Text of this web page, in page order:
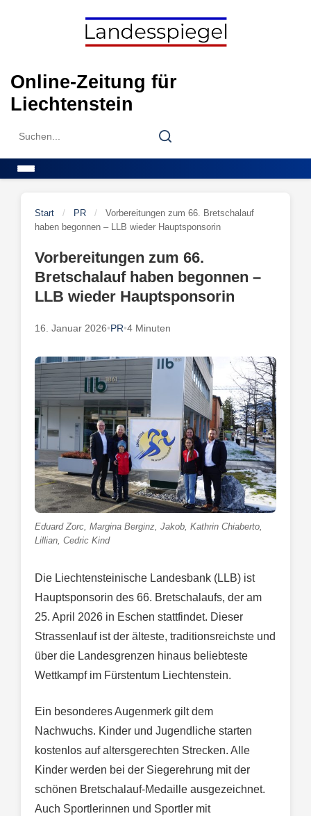
Online-Zeitung für
Liechtenstein
Search
Search
Start / PR /
Vorbereitungen zum 66. Bretschalauf
haben begonnen – LLB wieder Hauptsponsorin
Vorbereitungen zum 66.
Bretschalauf haben begonnen –
LLB wieder Hauptsponsorin
16. Januar 2026•PR•4 Minuten
Eduard Zorc, Margina Berginz, Jakob, Kathrin Chiaberto,
Lillian, Cedric Kind
Die Liechtensteinische Landesbank (LLB) ist
Hauptsponsorin des 66. Bretschalaufs, der am
25. April 2026 in Eschen stattfindet. Dieser
Strassenlauf ist der älteste, traditionsreichste und
über die Landesgrenzen hinaus beliebteste
Wettkampf im Fürstentum Liechtenstein.
Ein besonderes Augenmerk gilt dem
Nachwuchs. Kinder und Jugendliche starten
kostenlos auf altersgerechten Strecken. Alle
Kinder werden bei der Siegerehrung mit der
schönen Bretschalauf-Medaille ausgezeichnet.
Auch Sportlerinnen und Sportler mit